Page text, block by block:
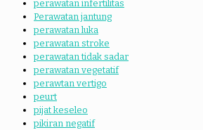
perawatan infertilitas
Perawatan jantung
perawatan luka
perawatan stroke
perawatan tidak sadar
perawatan vegetatif
perawtan vertigo
peurt
pijat keseleo
pikiran negatif